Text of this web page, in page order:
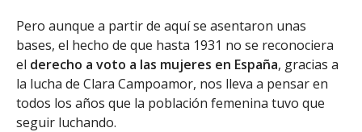
Pero aunque a partir de aquí se asentaron unas
bases, el hecho de que hasta 1931 no se reconociera
el derecho a voto a las mujeres en España, gracias a
la lucha de Clara Campoamor, nos lleva a pensar en
todos los años que la población femenina tuvo que
seguir luchando.